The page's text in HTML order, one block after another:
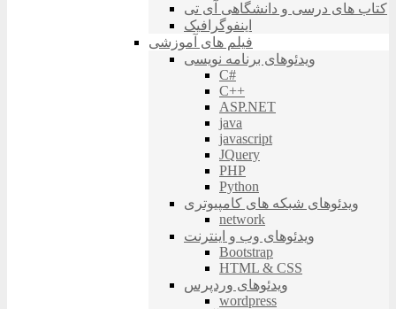
کتاب های درسی و دانشگاهی آی تی
اینفوگرافیک
فیلم های آموزشی
ویدئوهای برنامه نویسی
C#
C++
ASP.NET
java
javascript
JQuery
PHP
Python
ویدئوهای شبکه های کامپیوتری
network
ویدئوهای وب و اینترنت
Bootstrap
HTML & CSS
ویدئوهای وردپرس
wordpress